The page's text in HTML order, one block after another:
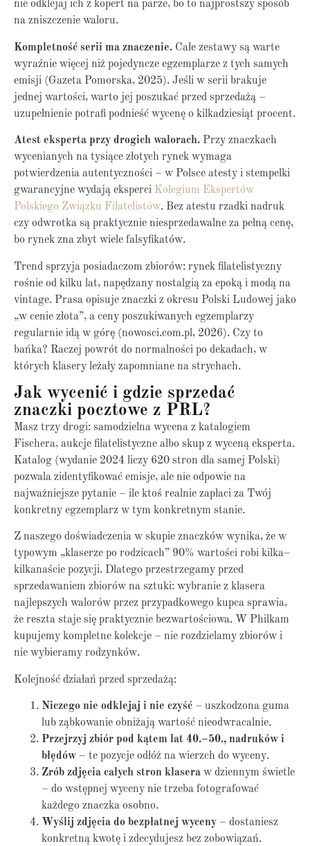
nie odklejaj ich z kopert na parze, bo to najprostszy sposób
na zniszczenie waloru.
Kompletność serii ma znaczenie. Całe zestawy są warte
wyraźnie więcej niż pojedyncze egzemplarze z tych samych
emisji (Gazeta Pomorska, 2025). Jeśli w serii brakuje
jednej wartości, warto jej poszukać przed sprzedażą –
uzupełnienie potrafi podnieść wycenę o kilkadziesiąt procent.
Atest eksperta przy drogich walorach. Przy znaczkach
wycenianych na tysiące złotych rynek wymaga
potwierdzenia autentyczności – w Polsce atesty i stempelki
gwarancyjne wydają eksperci Kolegium Ekspertów
Polskiego Związku Filatelistów. Bez atestu rzadki nadruk
czy odwrotka są praktycznie niesprzedawalne za pełną cenę,
bo rynek zna zbyt wiele falsyfikatów.
Trend sprzyja posiadaczom zbiorów: rynek filatelistyczny
rośnie od kilku lat, napędzany nostalgią za epoką i modą na
vintage. Prasa opisuje znaczki z okresu Polski Ludowej jako
„w cenie złota”, a ceny poszukiwanych egzemplarzy
regularnie idą w górę (nowosci.com.pl, 2026). Czy to
bańka? Raczej powrót do normalności po dekadach, w
których klasery leżały zapomniane na strychach.
Jak wycenić i gdzie sprzedać
znaczki pocztowe z PRL?
Masz trzy drogi: samodzielna wycena z katalogiem
Fischera, aukcje filatelistyczne albo skup z wyceną eksperta.
Katalog (wydanie 2024 liczy 620 stron dla samej Polski)
pozwala zidentyfikować emisje, ale nie odpowie na
najważniejsze pytanie – ile ktoś realnie zapłaci za Twój
konkretny egzemplarz w tym konkretnym stanie.
Z naszego doświadczenia w skupie znaczków wynika, że w
typowym „klaserze po rodzicach” 90% wartości robi kilka–
kilkanaście pozycji. Dlatego przestrzegamy przed
sprzedawaniem zbiorów na sztuki: wybranie z klasera
najlepszych walorów przez przypadkowego kupca sprawia,
że reszta staje się praktycznie bezwartościowa. W Philkam
kupujemy kompletne kolekcje – nie rozdzielamy zbiorów i
nie wybieramy rodzynków.
Kolejność działań przed sprzedażą:
Niczego nie odklejaj i nie czyść – uszkodzona guma
lub ząbkowanie obniżają wartość nieodwracalnie.
Przejrzyj zbiór pod kątem lat 40.–50., nadruków i
błędów – te pozycje odłóż na wierzch do wyceny.
Zrób zdjęcia całych stron klasera w dziennym świetle
– do wstępnej wyceny nie trzeba fotografować
każdego znaczka osobno.
Wyślij zdjęcia do bezpłatnej wyceny – dostaniesz
konkretną kwotę i zdecydujesz bez zobowiązań.